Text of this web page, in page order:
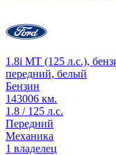
1.8i MT (125 л.с.),
передний, белый
Бензин
143006 км.
1.8 / 125 л.с.
Передний
Механика
1 владелец